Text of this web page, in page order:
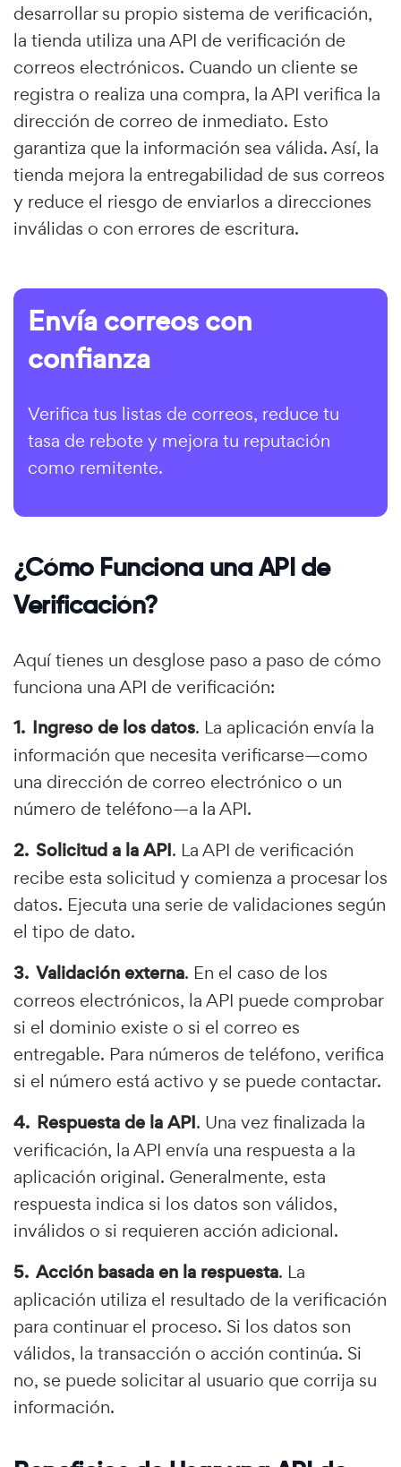
desarrollar su propio sistema de verificación,
la tienda utiliza una API de verificación de
correos electrónicos. Cuando un cliente se
registra o realiza una compra, la API verifica la
dirección de correo de inmediato. Esto
garantiza que la información sea válida. Así, la
tienda mejora la entregabilidad de sus correos
y reduce el riesgo de enviarlos a direcciones
inválidas o con errores de escritura.
Envía correos con
confianza
Verifica tus listas de correos, reduce tu
tasa de rebote y mejora tu reputación
como remitente.
¿Cómo Funciona una API de
Verificación?
Aquí tienes un desglose paso a paso de cómo
funciona una API de verificación:
Ingreso de los datos. La aplicación envía la
información que necesita verificarse—como
una dirección de correo electrónico o un
número de teléfono—a la API.
Solicitud a la API. La API de verificación
recibe esta solicitud y comienza a procesar los
datos. Ejecuta una serie de validaciones según
el tipo de dato.
Validación externa. En el caso de los
correos electrónicos, la API puede comprobar
si el dominio existe o si el correo es
entregable. Para números de teléfono, verifica
si el número está activo y se puede contactar.
Respuesta de la API. Una vez finalizada la
verificación, la API envía una respuesta a la
aplicación original. Generalmente, esta
respuesta indica si los datos son válidos,
inválidos o si requieren acción adicional.
Acción basada en la respuesta. La
aplicación utiliza el resultado de la verificación
para continuar el proceso. Si los datos son
válidos, la transacción o acción continúa. Si
no, se puede solicitar al usuario que corrija su
información.